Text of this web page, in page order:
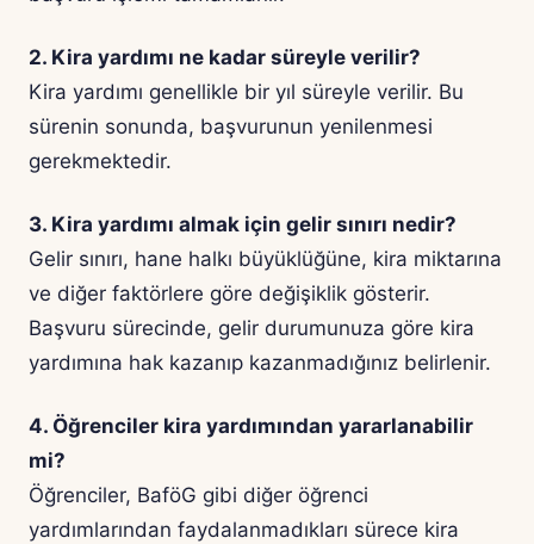
2. Kira yardımı ne kadar süreyle verilir?
Kira yardımı genellikle bir yıl süreyle verilir. Bu
sürenin sonunda, başvurunun yenilenmesi
gerekmektedir.
3. Kira yardımı almak için gelir sınırı nedir?
Gelir sınırı, hane halkı büyüklüğüne, kira miktarına
ve diğer faktörlere göre değişiklik gösterir.
Başvuru sürecinde, gelir durumunuza göre kira
yardımına hak kazanıp kazanmadığınız belirlenir.
4. Öğrenciler kira yardımından yararlanabilir
mi?
Öğrenciler, BaföG gibi diğer öğrenci
yardımlarından faydalanmadıkları sürece kira